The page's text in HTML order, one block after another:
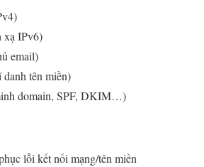
IPv6)
email)
tên miền)
domain, SPF, DKIM…)
lỗi kết nối mạng/tên miền